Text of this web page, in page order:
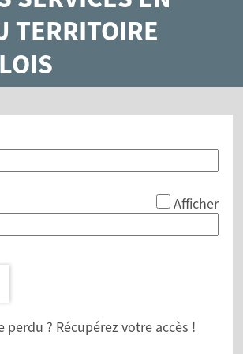
TERRITOIRE
Afficher
perdu ? Récupérez votre accès !